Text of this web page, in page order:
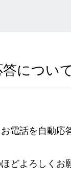
につい
電話を自動応
どよろしくお